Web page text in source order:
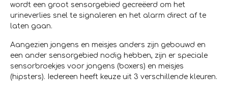
wordt een groot sensorgebied gecreëerd om het
urineverlies snel te signaleren en het alarm direct af te
laten gaan.
Aangezien jongens en meisjes anders zijn gebouwd en
een ander sensorgebied nodig hebben, zijn er speciale
sensorbroekjes voor jongens (boxers) en meisjes
(hipsters). Iedereen heeft keuze uit 3 verschillende kleuren.